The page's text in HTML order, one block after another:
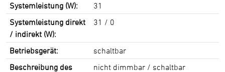
Systemleistung (W):
31
Systemleistung direkt
/ indirekt (W):
31 / 0
Betriebsgerät:
schaltbar
Beschreibung des
nicht dimmbar / schaltbar